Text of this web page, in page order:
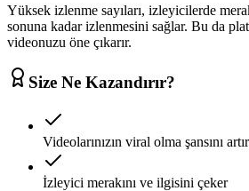
Yüksek izlenme sayıları, izleyicilerde
sonuna kadar izlenmesini sağlar. Bu da
videonuzu öne çıkarır.
Size Ne Kazandırır?
Videolarınızın viral olma şansını
İzleyici merakını ve ilgisini çeker